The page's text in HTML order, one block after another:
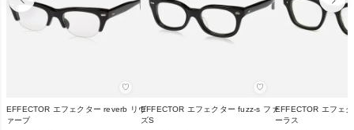
♡
EFFECTOR エフェクター reverb リヴ
ァーブ
♡
EFFECTOR エフェクター fuzz-s ファ
ズS
EFFECTOR エフェ
ーラス